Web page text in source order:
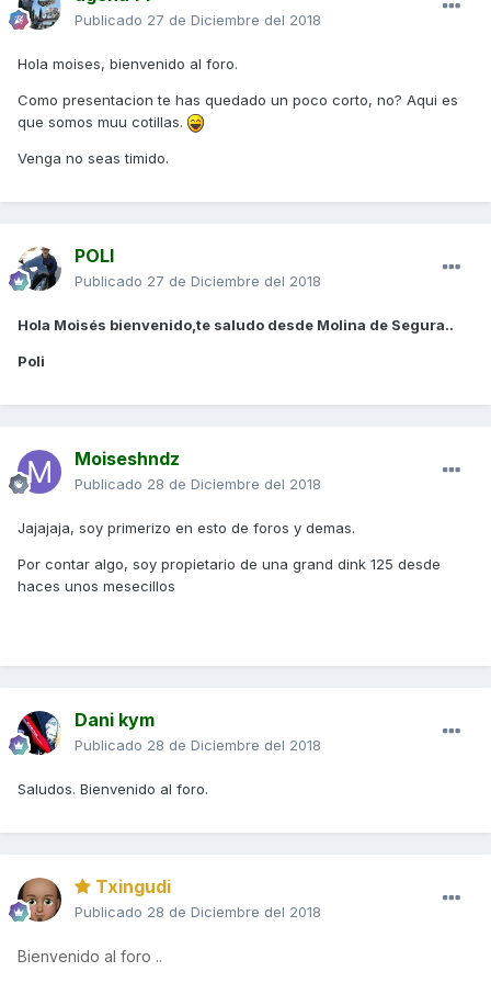
Publicado 27 de Diciembre del 2018
Hola moises, bienvenido al foro.
Como presentacion te has quedado un poco corto, no? Aqui es
que somos muu cotillas.
Venga no seas timido.
POLI
Publicado 27 de Diciembre del 2018
Hola Moisés bienvenido,te saludo desde Molina de Segura..
Poli
Moiseshndz
Publicado 28 de Diciembre del 2018
Jajajaja, soy primerizo en esto de foros y demas.
Por contar algo, soy propietario de una grand dink 125 desde
haces unos mesecillos
Dani kym
Publicado 28 de Diciembre del 2018
Saludos. Bienvenido al foro.
Txingudi
Publicado 28 de Diciembre del 2018
Bienvenido al foro ..